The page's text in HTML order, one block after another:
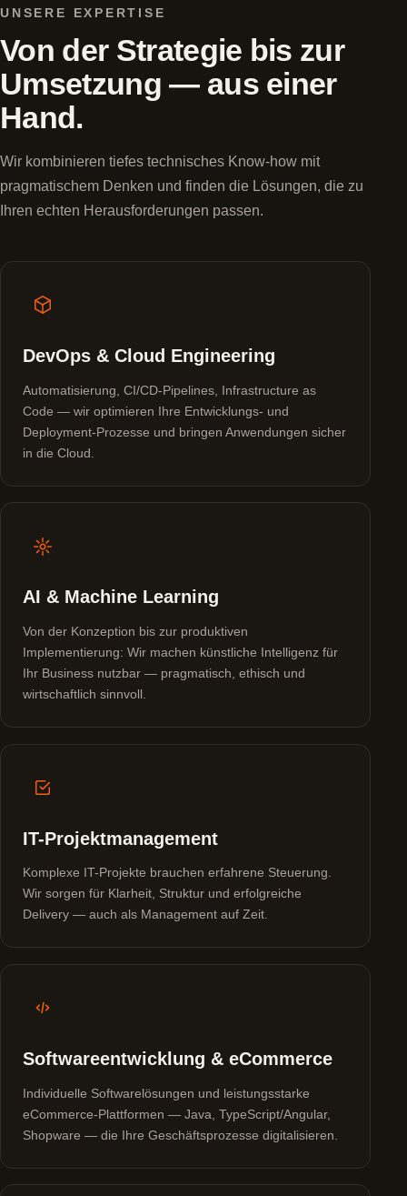
UNSERE EXPERTISE
Von der Strategie bis zur
Umsetzung — aus einer
Hand.
Wir kombinieren tiefes technisches Know-how mit
pragmatischem Denken und finden die Lösungen, die zu
Ihren echten Herausforderungen passen.
DevOps & Cloud Engineering
Automatisierung, CI/CD-Pipelines, Infrastructure as
Code — wir optimieren Ihre Entwicklungs- und
Deployment-Prozesse und bringen Anwendungen sicher
in die Cloud.
AI & Machine Learning
Von der Konzeption bis zur produktiven
Implementierung: Wir machen künstliche Intelligenz für
Ihr Business nutzbar — pragmatisch, ethisch und
wirtschaftlich sinnvoll.
IT-Projektmanagement
Komplexe IT-Projekte brauchen erfahrene Steuerung.
Wir sorgen für Klarheit, Struktur und erfolgreiche
Delivery — auch als Management auf Zeit.
Softwareentwicklung & eCommerce
Individuelle Softwarelösungen und leistungsstarke
eCommerce-Plattformen — Java, TypeScript/Angular,
Shopware — die Ihre Geschäftsprozesse digitalisieren.